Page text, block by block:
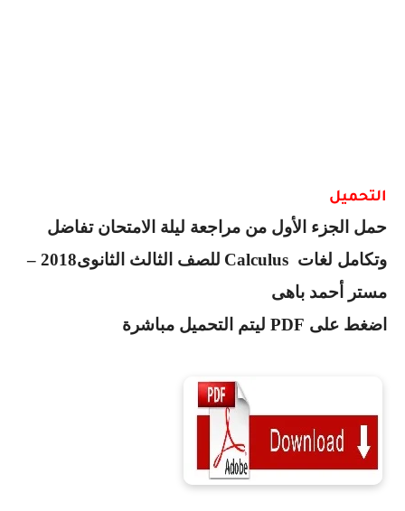
التحميل
حمل الجزء الأول من مراجعة ليلة الامتحان تفاضل
وتكامل لغات Calculus
للصف الثالث الثانوى2018 –
مستر أحمد باهى
اضغط على PDF ليتم التحميل مباشرة